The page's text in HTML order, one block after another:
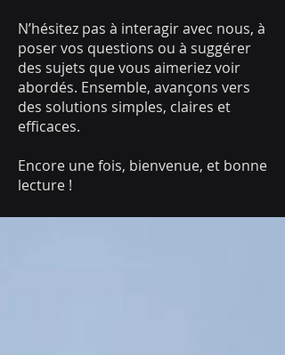
N’hésitez pas à interagir avec nous, à
poser vos questions ou à suggérer
des sujets que vous aimeriez voir
abordés. Ensemble, avançons vers
des solutions simples, claires et
efficaces.
Encore une fois, bienvenue, et bonne
lecture !